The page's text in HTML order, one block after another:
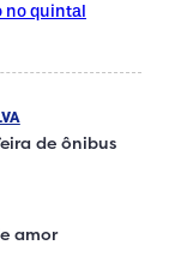
no quintal
de ônibus
amor